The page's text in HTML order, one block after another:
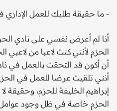
- ما حقيقة طلبك للعمل الإداري
أنا لم أعرض نفسي على نادي
الحزم لأنني كنت لاعبا من
أن أكون قد التحقت بالعمل في
أنني تلقيت عرضا للعمل في
إبراهيم الخليفة للحزم، وحقيقة
الحزم خاصة في ظل وجود عوامل